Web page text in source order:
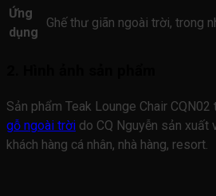
Ứng
dụng
Ghế thư giãn ngoài trời, trong
Sản phẩm Teak Lounge Chair
gỗ ngoài trời do CQ Nguyễn sản xuất
khách hàng cá nhân, nhà hàng, resort.